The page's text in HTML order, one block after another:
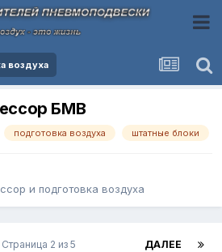
воздуха
БМВ
подготовка воздуха штатные блоки
и подготовка воздуха
ДАЛЕЕ
Страница 2 из 5